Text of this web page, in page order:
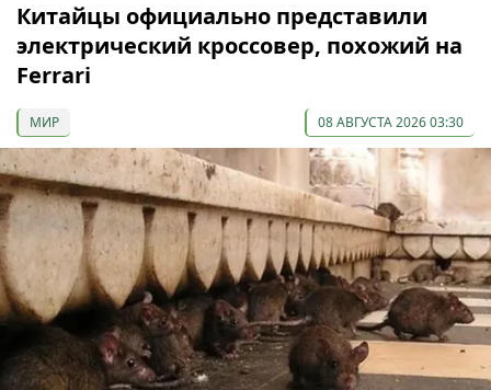
Китайцы официально представили
электрический кроссовер, похожий на
Ferrari
МИР 08 АВГУСТА 2026 03:30